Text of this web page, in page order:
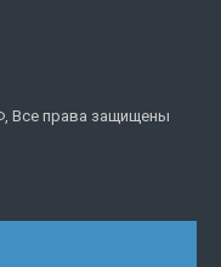
Все права защищены